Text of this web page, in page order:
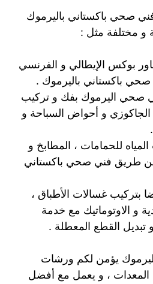
صحي باكستاني باليرموك
و مختلفة مثل :
بوكس الإيطالي و الفرنسي
باكستاني باليرموك .
صحي اليرموك بفك و تركيب
و أحواض السباحة و
للحمامات ، المطابخ و
طريق فني صحي باكستاني
بتركيب غسالات الأطباق ،
و الاوتوماتيك مع خدمة
تبديل القطع المعطلة .
يؤمن لكم ورشات
، و يعمل مع أفضل